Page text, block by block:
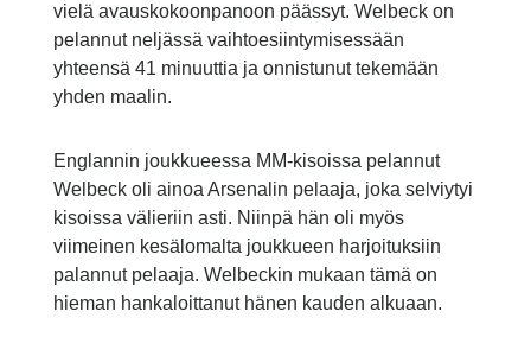
vielä avauskokoonpanoon päässyt. Welbeck on
pelannut neljässä vaihtoesiintymisessään
yhteensä 41 minuuttia ja onnistunut tekemään
yhden maalin.
Englannin joukkueessa MM-kisoissa pelannut
Welbeck oli ainoa Arsenalin pelaaja, joka selviytyi
kisoissa välieriin asti. Niinpä hän oli myös
viimeinen kesälomalta joukkueen harjoituksiin
palannut pelaaja. Welbeckin mukaan tämä on
hieman hankaloittanut hänen kauden alkuaan.